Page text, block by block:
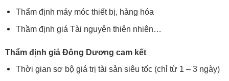
Thẩm định máy móc thiết bị, hàng hóa
Thầm định giá Tài nguyên thiên nhiên…
Thẩm định giá Đông Dương cam kết
Thời gian sơ bộ giá trị tài sản siêu tốc (chỉ từ 1 – 3 ngày)